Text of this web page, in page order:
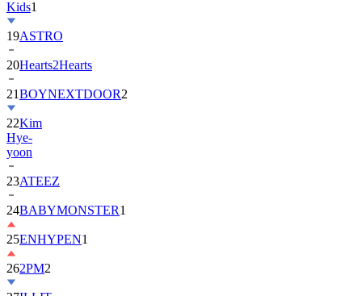
Kids1
19ASTRO
20Hearts2Hearts
21BOYNEXTDOOR2
22Kim
Hye-
yoon
23ATEEZ
24BABYMONSTER1
25ENHYPEN1
262PM2